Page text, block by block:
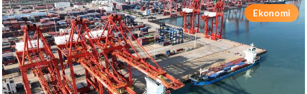
Ekonomi